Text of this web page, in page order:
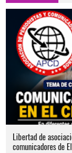
Libertad de
comunicadores de